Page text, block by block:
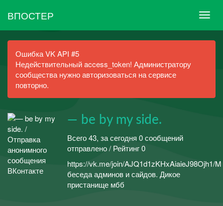
ВПОСТЕР
Ошибка VK API #5
Недействительный access_token! Администратору
сообщества нужно авторизоваться на сервисе
повторно.
— be by my side.
Всего 43, за сегодня 0 сообщений
отправлено / Рейтинг 0
https://vk.me/join/AJQ1d1zKHxAiaieJ98Ojh1/M
беседа админов и сайдов. Дикое
пристанище мбб